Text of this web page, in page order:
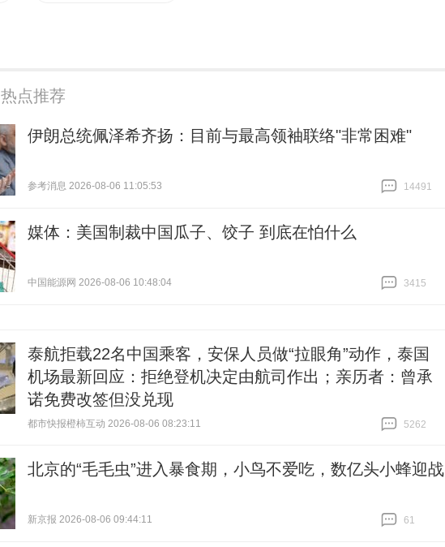
热点推荐
伊朗总统佩泽希齐扬：目前与最高领袖联络"非常困难"
参考消息 2026-08-06 11:05:53
14491
媒体：美国制裁中国瓜子、饺子 到底在怕什么
中国能源网 2026-08-06 10:48:04
3415
泰航拒载22名中国乘客，安保人员做“拉眼角”动作，泰国
机场最新回应：拒绝登机决定由航司作出；亲历者：曾承
诺免费改签但没兑现
都市快报橙柿互动 2026-08-06 08:23:11
5262
北京的“毛毛虫”进入暴食期，小鸟不爱吃，数亿头小蜂迎战
新京报 2026-08-06 09:44:11
61